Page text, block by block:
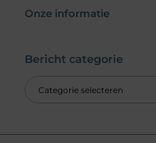
Onze informatie
Bericht categorie